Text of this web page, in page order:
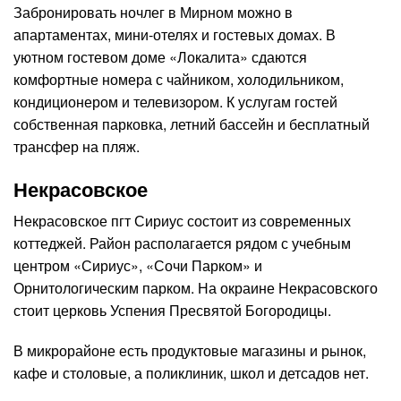
Забронировать ночлег в Мирном можно в
апартаментах, мини-отелях и гостевых домах. В
уютном гостевом доме «Локалита» сдаются
комфортные номера с чайником, холодильником,
кондиционером и телевизором. К услугам гостей
собственная парковка, летний бассейн и бесплатный
трансфер на пляж.
Некрасовское
Некрасовское пгт Сириус состоит из современных
коттеджей. Район располагается рядом с учебным
центром «Сириус», «Сочи Парком» и
Орнитологическим парком. На окраине Некрасовского
стоит церковь Успения Пресвятой Богородицы.
В микрорайоне есть продуктовые магазины и рынок,
кафе и столовые, а поликлиник, школ и детсадов нет.